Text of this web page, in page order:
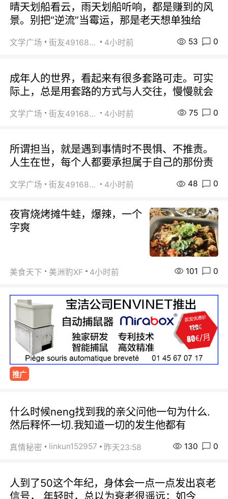
晴天划船看云，雨天划船听响，都是赚到的风
景。别把“逆流”当霉运，那是老天想单独给
文学广场 街友49168527 4小时前 53 0
成年人的世界，看起来有很多套路可走。可实
际上，总是用套路的方式与人交往，慢慢就会
文学广场 街友49168527 4小时前 75 0
所谓担当，就是遇到事情时不畏惧、不推责。
人生在世，每个人都要承担属于自己的那份责
文学广场 街友49168527 4小时前 48 0
夜宵烧烤摊牛蛙，爆辣，一个
字爽
美食天下 美洲豹XF 4小时前 101 0
推广
什么时候neng找到我的亲父问他一句为什么.
然后释怀一切.我知道一切的发生他都有
真情秘密 linkun152957 昨天23:58 130 0
人到了50这个年纪，身体会一点一点发出哀老
信号， 年轻时，总以为衰老很遥远；如今